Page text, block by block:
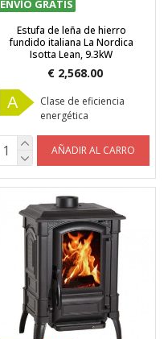
ENVÍO GRATIS
Estufa de leña de hierro
fundido italiana La Nordica
Isotta Lean, 9.3kW
€ 2,568.00
A
Clase de eficiencia
energética
AÑADIR AL CARRO